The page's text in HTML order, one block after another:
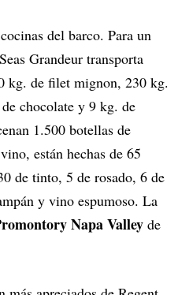
del barco. Para un
Grandeur transporta
kg. de filet mignon, 230 kg.
chocolate y 9 kg. de
1.500 botellas de
están hechas de 65
de tinto, 5 de rosado, 6 de
y vino espumoso. La
Napa Valley de